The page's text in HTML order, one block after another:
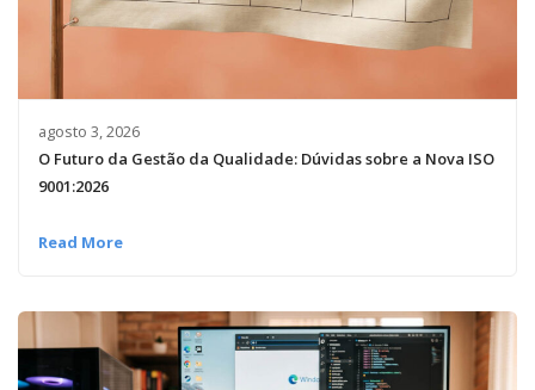
agosto 3, 2026
O Futuro da Gestão da Qualidade: Dúvidas sobre a Nova ISO
9001:2026
Read More